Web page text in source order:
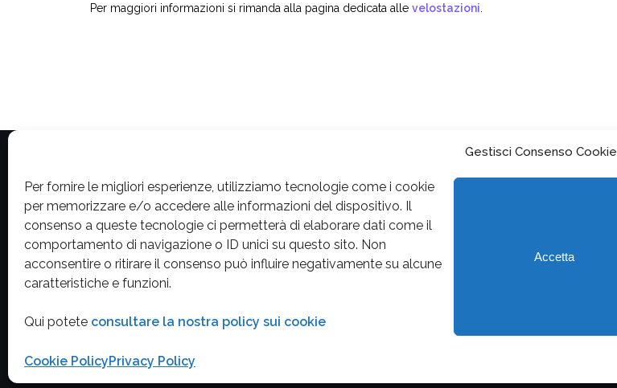
Gestisci Consenso Cookie
Per fornire le migliori esperienze, utilizziamo tecnologie come i cookie
per memorizzare e/o accedere alle informazioni del dispositivo. Il
consenso a queste tecnologie ci permetterà di elaborare dati come il
comportamento di navigazione o ID unici su questo sito. Non
acconsentire o ritirare il consenso può influire negativamente su alcune
caratteristiche e funzioni.
Qui potete consultare la nostra policy sui cookie
Accetta
Cookie PolicyPrivacy Policy
Per maggiori informazioni si rimanda alla pagina dedicata alle velostazioni
Privacy Policy
Contatta la redazione